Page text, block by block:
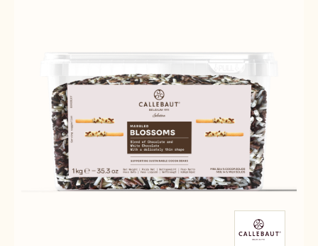
SROVNAT
-
Dostupná balení2.5KG KRABICE
VÍCE
-
BLOSSOMS
BÍLÁ
ČOKOLÁDA